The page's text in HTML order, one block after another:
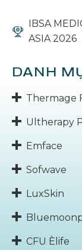
IBSA
ASIA 2026
DANH
Thermage
Ultherapy
Emface
Sofwave
LuxSkin
CFU Èlife